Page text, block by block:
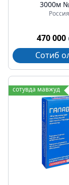
3000м
Россия
470 000
Сотиб
сотувда мавжуд